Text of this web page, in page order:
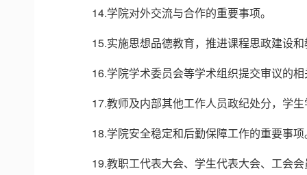
14.学院对外交流与合作的重要事项。
15.实施思想品德教育，推进课程思政建设
16.学院学术委员会等学术组织提交审议的
17.教师及内部其他工作人员政纪处分，学
18.学院安全稳定和后勤保障工作的重要事
19.教职工代表大会、学生代表大会、工会